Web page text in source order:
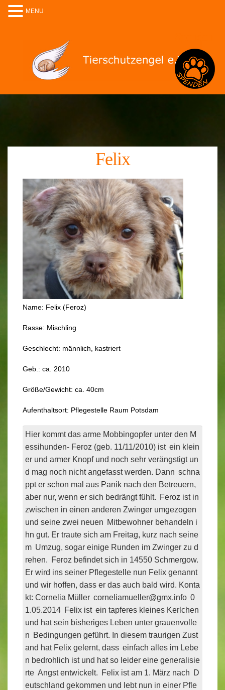
Felix
Name: Felix (Feroz)
Rasse: Mischling
Geschlecht: männlich, kastriert
Geb.: ca. 2010
Größe/Gewicht: ca. 40cm
Aufenthaltsort: Pflegestelle Raum Potsdam
Hier kommt das arme Mobbingopfer unter den M
essihunden- Feroz (geb. 11/11/2010) ist ein klein
er und armer Knopf und noch sehr verängstigt un
d mag noch nicht angefasst werden. Dann schna
ppt er schon mal aus Panik nach den Betreuern,
aber nur, wenn er sich bedrängt fühlt. Feroz ist in
zwischen in einen anderen Zwinger umgezogen
und seine zwei neuen Mitbewohner behandeln i
hn gut. Er traute sich am Freitag, kurz nach seine
m Umzug, sogar einige Runden im Zwinger zu d
rehen. Feroz befindet sich in 14550 Schmergow.
Er wird ins seiner Pflegestelle nun Felix genannt
und wir hoffen, dass er das auch bald wird. Konta
kt: Cornelia Müller corneliamueller@gmx.info 0
1.05.2014 Felix ist ein tapferes kleines Kerlchen
und hat sein bisheriges Leben unter grauenvolle
n Bedingungen geführt. In diesem traurigen Zust
and hat Felix gelernt, dass einfach alles im Lebe
n bedrohlich ist und hat so leider eine generalisie
rte Angst entwickelt. Felix ist am 1. März nach D
eutschland gekommen und lebt nun in einer Pfle
MENU